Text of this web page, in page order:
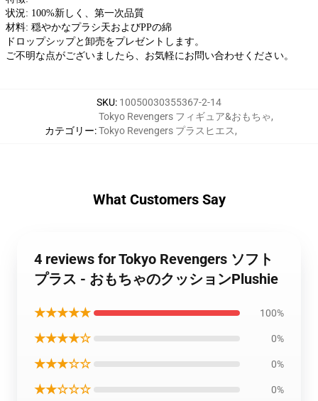
状況: 100%新しく、第一次品質
材料: 穏やかなプラシ天およびPPの綿
ドロップシップと卸売をプレゼントします。
ご不明な点がございましたら、お気軽にお問い合わせください。
SKU: 10050030355367-2-14
カテゴリー:
Tokyo Revengers フィギュア&おもちゃ,
Tokyo Revengers プラスヒエス,
What Customers Say
4 reviews for Tokyo Revengers ソフト
プラス - おもちゃのクッションPlushie
★★★★★ 100%
★★★★☆ 0%
★★★☆☆ 0%
★★☆☆☆ 0%